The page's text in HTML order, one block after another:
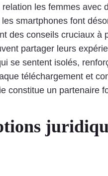
les femmes avec
smartphones font
des conseils cruciaux à
partager leurs
se sentent isolés,
téléchargement et
constitue un partenaire